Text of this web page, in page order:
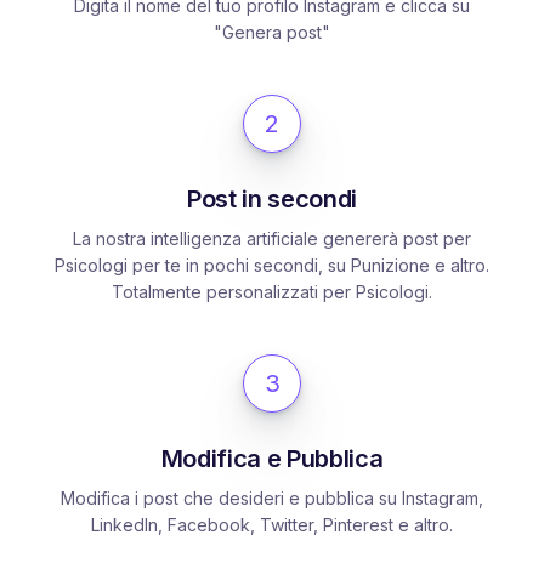
Digita il nome del tuo profilo Instagram e clicca su
"Genera post"
2
Post in secondi
La nostra intelligenza artificiale genererà post per
Psicologi per te in pochi secondi, su Punizione e altro.
Totalmente personalizzati per Psicologi.
3
Modifica e Pubblica
Modifica i post che desideri e pubblica su Instagram,
LinkedIn, Facebook, Twitter, Pinterest e altro.